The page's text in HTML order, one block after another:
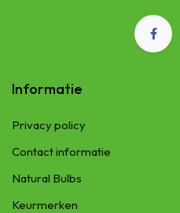
Informatie
Privacy policy
Contact informatie
Natural Bulbs
Keurmerken